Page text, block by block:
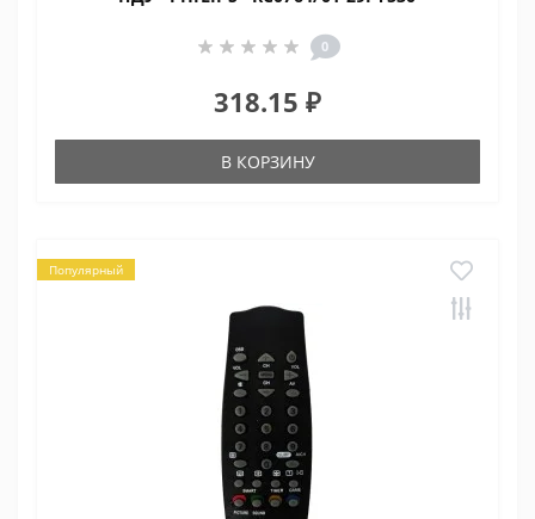
0
318.15 ₽
В КОРЗИНУ
Популярный